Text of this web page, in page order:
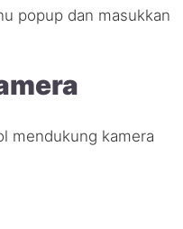
popup dan masukkan
mendukung kamera